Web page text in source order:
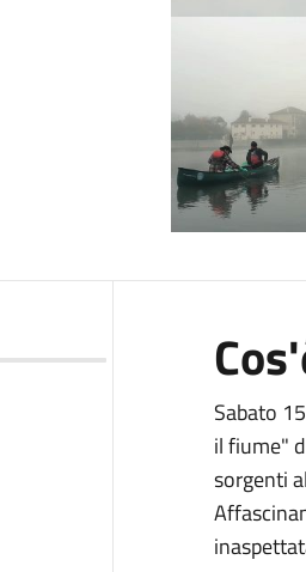
Sabato
il fiume"
sorgenti